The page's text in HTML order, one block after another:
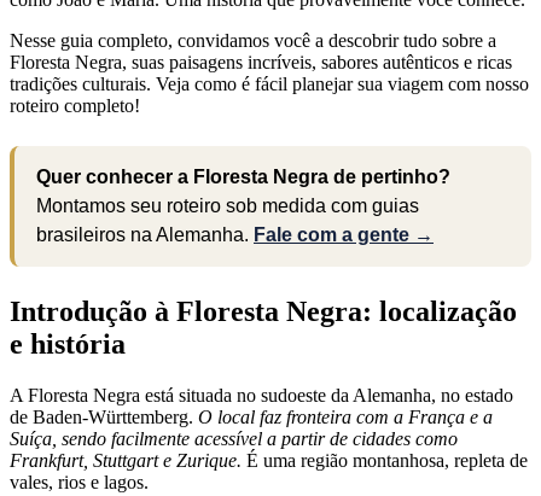
Nesse guia completo, convidamos você a descobrir tudo sobre a
Floresta Negra, suas paisagens incríveis, sabores autênticos e ricas
tradições culturais. Veja como é fácil planejar sua viagem com nosso
roteiro completo!
Quer conhecer a Floresta Negra de pertinho?
Montamos seu roteiro sob medida com guias
brasileiros na Alemanha. Fale com a gente →
Introdução à Floresta Negra: localização
e história
A Floresta Negra está situada no sudoeste da Alemanha, no estado
de Baden-Württemberg. O local faz fronteira com a França e a
Suíça, sendo facilmente acessível a partir de cidades como
Frankfurt, Stuttgart e Zurique. É uma região montanhosa, repleta de
vales, rios e lagos.